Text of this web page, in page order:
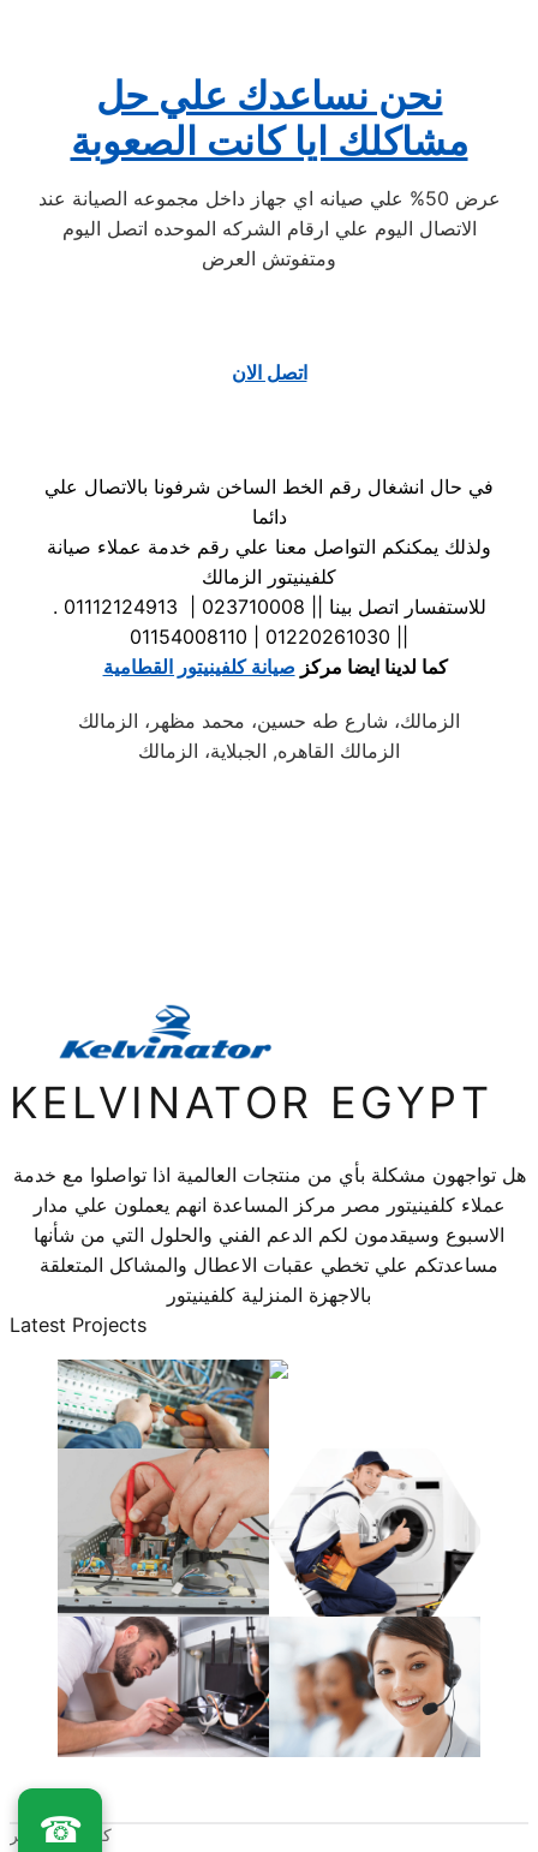
نحن نساعدك علي حل
مشاكلك ايا كانت الصعوبة
عرض 50% علي صيانه اي جهاز داخل مجموعه الصيانة عند
الاتصال اليوم علي ارقام الشركه الموحده اتصل اليوم
ومتفوتش العرض
اتصل الان
في حال انشغال رقم الخط الساخن شرفونا بالاتصال علي
دائما
ولذلك يمكنكم التواصل معنا علي رقم خدمة عملاء صيانة
كلفينيتور الزمالك
. للاستفسار اتصل بينا || 023710008 | 01112124913
كما لدينا ايضا مركز صيانة كلفينيتور القطامية
الزمالك، شارع طه حسين، محمد مظهر، الزمالك
الزمالك القاهره, الجبلاية، الزمالك
KELVINATOR EGYPT
هل تواجهون مشكلة بأي من منتجات العالمية اذا تواصلوا مع خدمة
عملاء كلفينيتور مصر مركز المساعدة انهم يعملون علي مدار
الاسبوع وسيقدمون لكم الدعم الفني والحلول التي من شأنها
مساعدتكم علي تخطي عقبات الاعطال والمشاكل المتعلقة
بالاجهزة المنزلية كلفينيتور
Latest Projects
كلـفينيتور مصر
☎